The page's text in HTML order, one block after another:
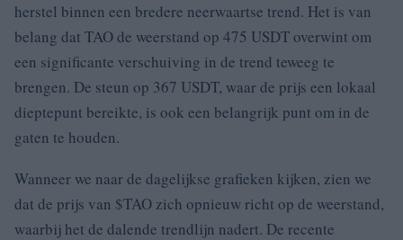
herstel binnen een bredere neerwaartse trend. Het is van
belang dat TAO de weerstand op 475 USDT overwint om
een significante verschuiving in de trend teweeg te
brengen. De steun op 367 USDT, waar de prijs een lokaal
dieptepunt bereikte, is ook een belangrijk punt om in de
gaten te houden.
Wanneer we naar de dagelijkse grafieken kijken, zien we
dat de prijs van $TAO zich opnieuw richt op de weerstand,
waarbij het de dalende trendlijn nadert. De recente